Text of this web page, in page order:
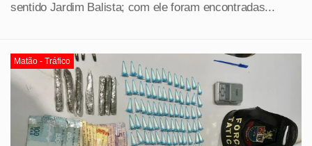
sentido Jardim Balista; com ele foram encontradas...
Matão - Tráfico